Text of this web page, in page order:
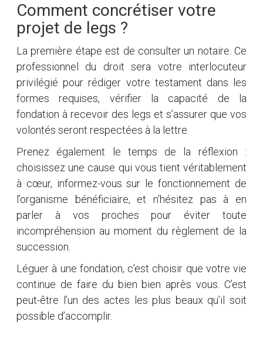
Comment concrétiser votre
projet de legs ?
La première étape est de consulter un notaire. Ce
professionnel du droit sera votre interlocuteur
privilégié pour rédiger votre testament dans les
formes requises, vérifier la capacité de la
fondation à recevoir des legs et s’assurer que vos
volontés seront respectées à la lettre.
Prenez également le temps de la réflexion :
choisissez une cause qui vous tient véritablement
à cœur, informez-vous sur le fonctionnement de
l’organisme bénéficiaire, et n’hésitez pas à en
parler à vos proches pour éviter toute
incompréhension au moment du règlement de la
succession.
Léguer à une fondation, c’est choisir que votre vie
continue de faire du bien bien après vous. C’est
peut-être l’un des actes les plus beaux qu’il soit
possible d’accomplir.